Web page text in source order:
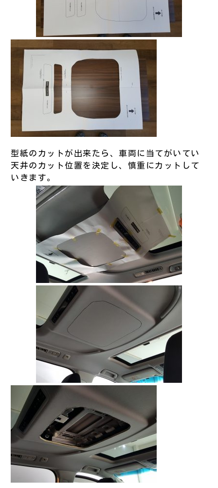
型紙のカットが出来たら、車両に当てがいてい
天井のカット位置を決定し、慎重にカットして
いきます。